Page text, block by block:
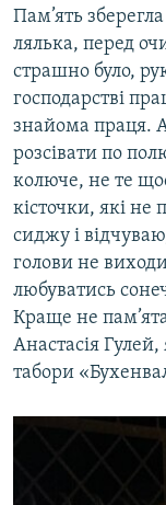
Пам’ять
лялька, перед
страшно було,
господарстві
знайома праця.
розсівати по
колюче, не те
кісточки, які не
сиджу і
голови не
любуватись
Краще не
Анастасія
табори